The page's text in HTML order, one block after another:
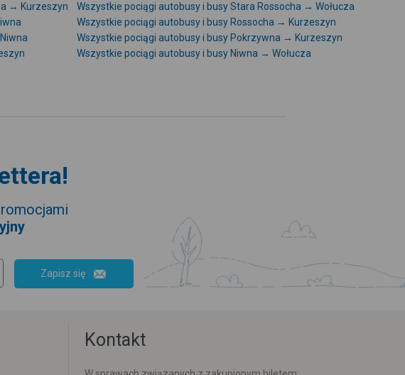
→ Kurzeszyn
Wszystkie pociągi autobusy i busy Stara Rossocha → Wołucza
Wszystkie pociągi autobusy i busy Rossocha → Kurzeszyn
Wszystkie pociągi autobusy i busy Pokrzywna → Kurzeszyn
Wszystkie pociągi autobusy i busy Niwna → Wołucza
Zapisz się
Kontakt